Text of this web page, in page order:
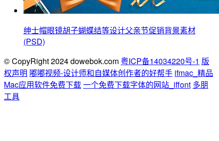
绅士帽眼镜胡子蝴蝶结等设计父亲节促销背景素材
(PSD)
© CopyRight 2024 dowebok.com 粤ICP备14034220号-1 版
权声明 嘟嘟视频-设计师和自媒体创作者的好帮手 ifmac_精品
Mac应用软件免费下载一个免费下载字体的网站_iffont 多朋
工具